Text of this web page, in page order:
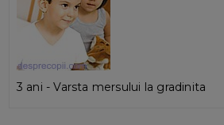
3 ani - Varsta mersului la gradinita